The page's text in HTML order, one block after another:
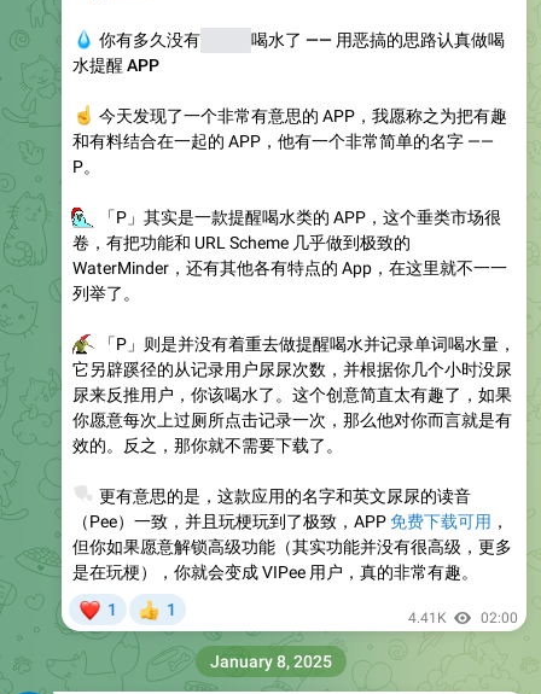
你有多久没有尿尿和 喝水了 —— 用恶搞的思路认真做喝
水提醒 APP
今天发现了一个非常有意思的 APP，我愿称之为把有趣
和有料结合在一起的 APP，他有一个非常简单的名字 ——
P。
「P」其实是一款提醒喝水类的 APP，这个垂类市场很
卷，有把功能和 URL Scheme 几乎做到极致的
WaterMinder，还有其他各有特点的 App，在这里就不一一
列举了。
「P」则是并没有着重去做提醒喝水并记录单词喝水量，
它另辟蹊径的从记录用户尿尿次数，并根据你几个小时没尿
尿来反推用户，你该喝水了。这个创意简直太有趣了，如果
你愿意每次上过厕所点击记录一次，那么他对你而言就是有
效的。反之，那你就不需要下载了。
更有意思的是，这款应用的名字和英文尿尿的读音
（Pee）一致，并且玩梗玩到了极致，APP免费下载可用 ，
但你如果愿意解锁高级功能（其实功能并没有很高级，更多
是在玩梗），你就会变成 VIPee 用户，真的非常有趣。
1 1 4.41K 02:00
January 8, 2025